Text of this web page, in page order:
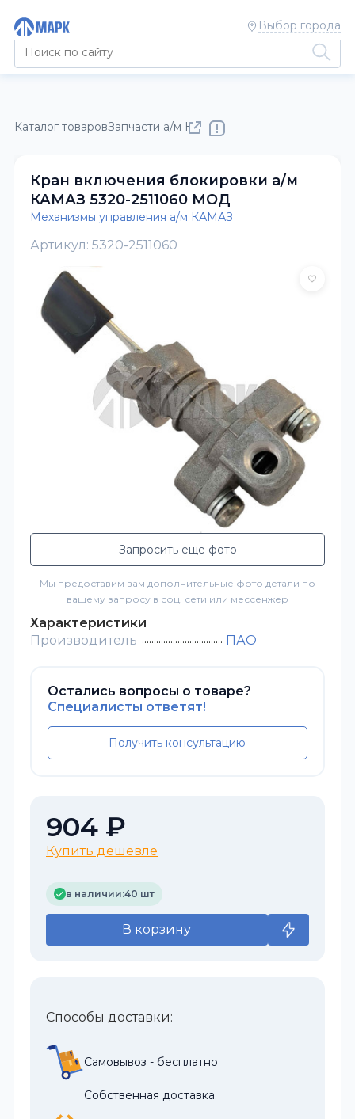
Выбор города
Каталог товаровЗапчасти а/м КАМАЗ
Кран включения блокировки а/м
КАМАЗ 5320-2511060 МОД
Механизмы управления а/м КАМАЗ
Артикул: 5320-2511060
Запросить еще фото
Мы предоставим вам дополнительные фото детали по
вашему запросу в соц. сети или мессенжер
Характеристики
Производитель
ПАО
Остались вопросы о товаре?
Специалисты ответят!
Получить консультацию
904 ₽
Купить дешевле
в наличии:40 шт
В корзину
Способы доставки:
Самовывоз - бесплатно
Собственная доставка.